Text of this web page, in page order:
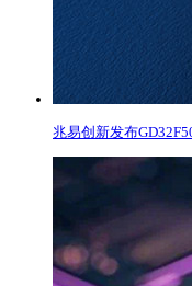
兆易创新发布